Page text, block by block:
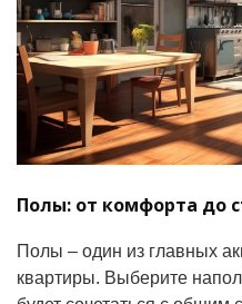
Полы: от комфорта до
Полы – один из главных
квартиры. Выберите